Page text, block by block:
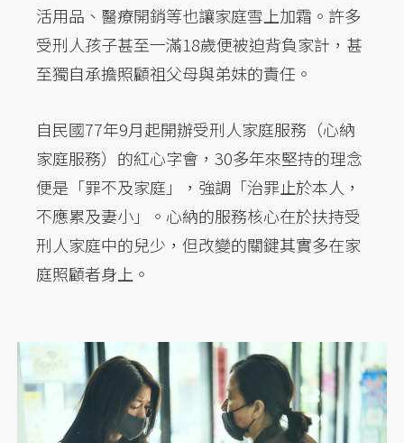
活用品、醫療開銷等也讓家庭雪上加霜。許多
受刑人孩子甚至一滿18歲便被迫背負家計，甚
至獨自承擔照顧祖父母與弟妹的責任。
自民國77年9月起開辦受刑人家庭服務（心納
家庭服務）的紅心字會，30多年來堅持的理念
便是「罪不及家庭」，強調「治罪止於本人，
不應累及妻小」。心納的服務核心在於扶持受
刑人家庭中的兒少，但改變的關鍵其實多在家
庭照顧者身上。